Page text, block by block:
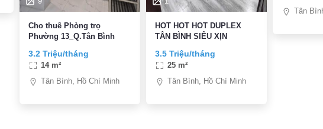
Cho thuê Phòng trọ
Phường 13_Q.Tân Bình
3.2 Triệu/tháng
14 m²
Tân Bình, Hồ Chí Minh
HOT HOT HOT DUPLEX
TÂN BÌNH SIÊU XỊN
3.5 Triệu/tháng
25 m²
Tân Bình, Hồ Chí Minh
Tân